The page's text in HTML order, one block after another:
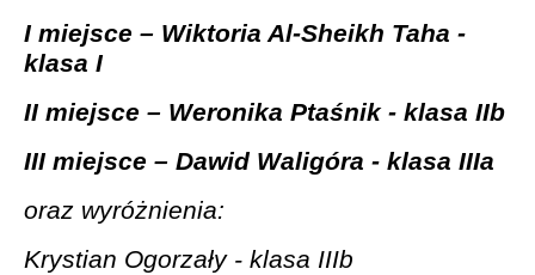
I miejsce – Wiktoria Al-Sheikh Taha -
klasa I
II miejsce – Weronika Ptaśnik - klasa IIb
III miejsce – Dawid Waligóra - klasa IIIa
oraz wyróżnienia:
Krystian Ogorzały - klasa IIIb